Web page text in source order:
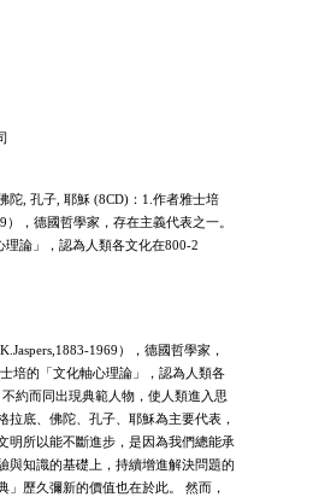
陀, 孔子, 耶穌 (8CD)：1.作者雅士培
），德國哲學家，存在主義代表之一。
理論」，認為人類各文化在800-2
1969），德國哲學家，
培的「文化軸心理論」，認為人類各
約而同出現典範人物，使人類進入思
拉底、佛陀、孔子、耶穌為主要代表，
明所以能不斷進步，是因為我們總能承
與知識的基礎上，持續增進解決問題的
」歷久彌新的價值也在於此。 然而，